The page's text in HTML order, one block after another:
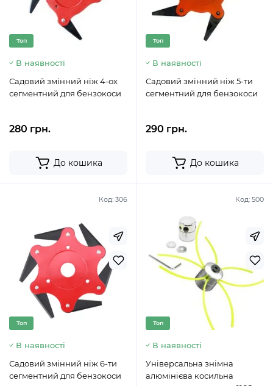
Топ
В наявності
Садовий змінний ніж 4-ох
сегментний для бензокоси
280 грн.
До кошика
Топ
В наявності
Садовий змінний ніж 5-ти
сегментний для бензокоси
290 грн.
До кошика
Код: 306
Топ
В наявності
Садовий змінний ніж 6-ти
сегментний для бензокоси
Код: 500
Топ
В наявності
Універсальна знімна
алюмінієва косильна